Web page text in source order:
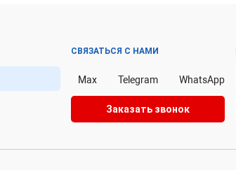
СВЯЗАТЬСЯ С НАМИ
Max Telegram WhatsApp
Заказать звонок